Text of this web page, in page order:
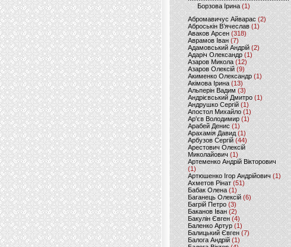
Борзова Ірина(1)
Абромавичус Айварас (2)
Аброськін В’ячеслав(1)
Аваков Арсен (318)
Аврамов Іван (7)
Адамовський Андрій(2)
Адаріч Олександр (1)
Азаров Микола (12)
Азаров Олексій (9)
Акименко Олександр(1)
Акімова Ірина(13)
Альперін Вадим (3)
Андрієвський Дмитро(1)
Андрушко Сергій(1)
Апостол Михайло(1)
Ар'єв Володимир (1)
Арабей Денис(1)
Арахамія Давид (1)
Арбузов Сергій (44)
Арестович Олексій
Миколайович(1)
Артеменко Андрій Вікторович
(1)
Артюшенко Ігор Андрійович(1)
Ахметов Рінат(51)
Бабак Олена(1)
Баганець Олексій(6)
Багрій Петро (3)
Баканов Іван(2)
Бакулін Євген (4)
Баленко Артур(1)
Балицький Євген(7)
Балога Андрій (1)